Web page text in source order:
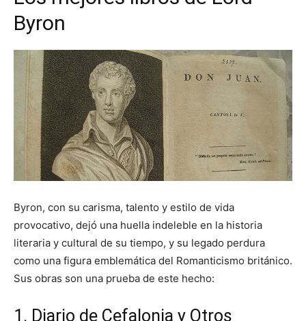
Byron
Byron, con su carisma, talento y estilo de vida
provocativo, dejó una huella indeleble en la historia
literaria y cultural de su tiempo, y su legado perdura
como una figura emblemática del Romanticismo británico.
Sus obras son una prueba de este hecho:
1. Diario de Cefalonia y Otros